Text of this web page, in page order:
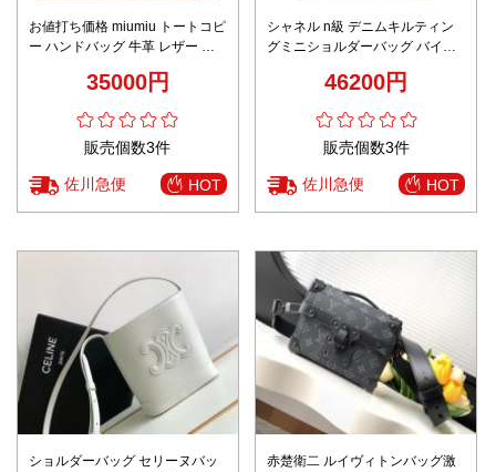
お値打ち価格 miumiu トートコピ
ー ハンドバッグ 牛革 レザー 大
35000円
販売個数3件
佐川急便 HOT
シャネル n級 デニムキルティン
グミニショルダーバッグ バイカ
46200円
販売個数3件
佐川急便 HOT
ショルダーバッグ セリーヌバッ
赤楚衛二 ルイヴィトンバッグ激